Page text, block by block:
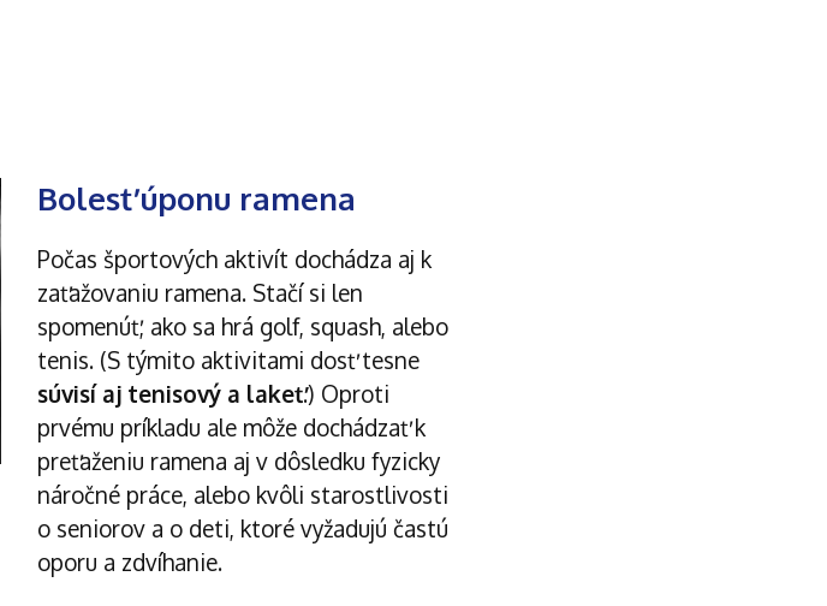
Bolesť úponu ramena
Počas športových aktivít dochádza aj k
zaťažovaniu ramena. Stačí si len
spomenúť, ako sa hrá golf, squash, alebo
tenis. (S týmito aktivitami dosť tesne
súvisí aj tenisový a lakeť.) Oproti
prvému príkladu ale môže dochádzať k
preťaženiu ramena aj v dôsledku fyzicky
náročné práce, alebo kvôli starostlivosti
o seniorov a o deti, ktoré vyžadujú častú
oporu a zdvíhanie.